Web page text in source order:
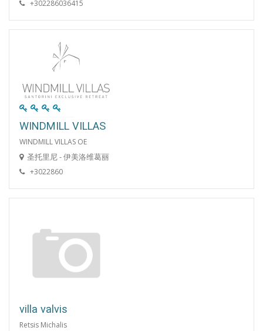
+302286036415
WINDMILL VILLAS
WINDMILL VILLAS OE
圣托里尼 - 伊美洛维葛丽
+3022860
villa valvis
Retsis Michalis